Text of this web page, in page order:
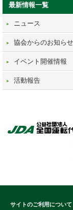
最新情報一覧
ニュース
協会からのお知らせ
イベント開催情報
活動報告
サイトのご利用について